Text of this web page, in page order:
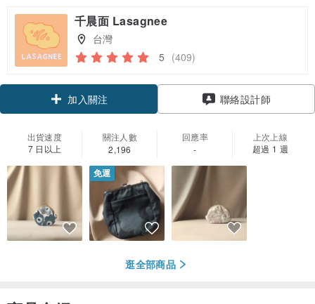
千晨面 Lasagnee
台灣
5 (409)
加入關注 聯絡設計師
出貨速度
7 日以上
關注人數
2,196
回應率
-
上次上線
超過 1 週
免運
逛全部商品